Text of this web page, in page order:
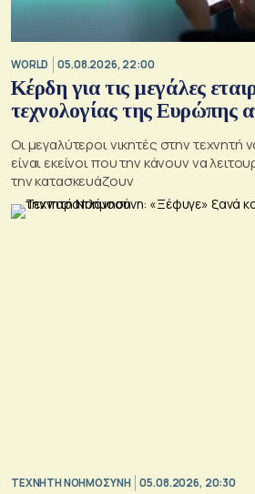
WORLD 05.08.2026, 22:00
Κέρδη για τις μεγάλες
τεχνολογίας της Ευρώπης
Οι μεγαλύτεροι νικητές στην
είναι εκείνοι που την κάνουν να
την κατασκευάζουν
TΕΧΝΗΤΗ ΝΟΗΜΟΣΥΝΗ 05.08.2026, 20:30